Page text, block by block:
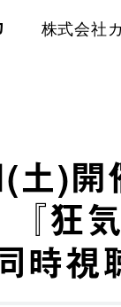
株式会社
土)開
狂
視聴